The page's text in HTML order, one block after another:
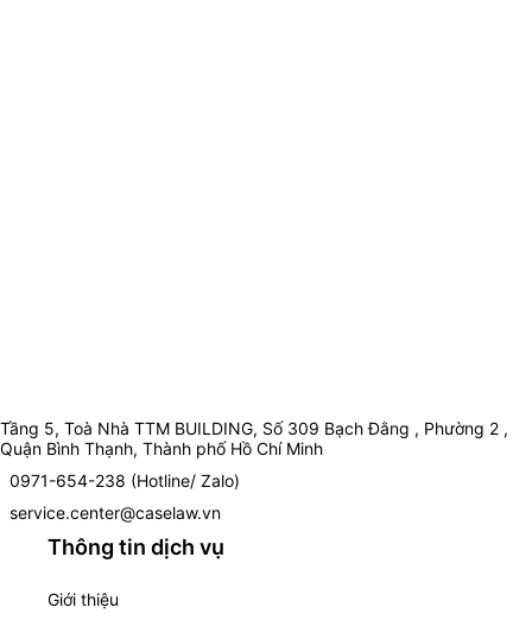
Tầng 5, Toà Nhà TTM BUILDING, Số 309 Bạch Đằng , Phường 2 ,
Quận Bình Thạnh, Thành phố Hồ Chí Minh
0971-654-238 (Hotline/ Zalo)
service.center@caselaw.vn
Thông tin dịch vụ
Giới thiệu